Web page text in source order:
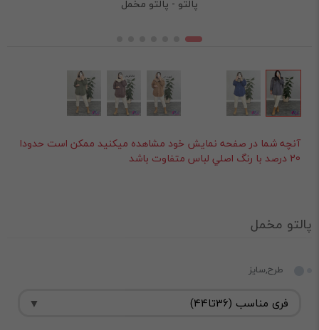
پالتو - پالتو مخمل
آنچه شما در صفحه نمايش خود مشاهده ميکنيد ممکن است حدودا
20 درصد با رنگ اصلي لباس متفاوت باشد
پالتو مخمل
طرح,سایز